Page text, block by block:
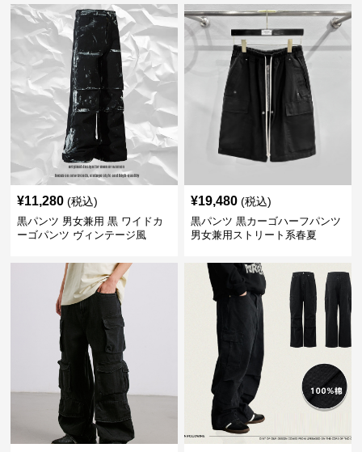
¥11,280 (税込)
黒パンツ 男女兼用 黒 ワイドカ
ーゴパンツ ヴィンテージ風
¥19,480 (税込)
黒パンツ 黒カーゴハーフパンツ
男女兼用ストリート系春夏